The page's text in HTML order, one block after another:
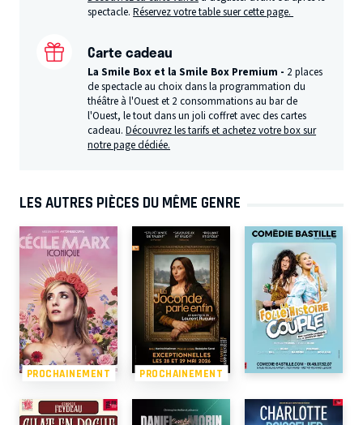
spectacle.Réservez votre table suer cette page.
Carte cadeau
La Smile Box et la Smile Box Premium - 2 places
de spectacle au choix dans la programmation du
théâtre à l'Ouest et 2 consommations au bar de
l'Ouest, le tout dans un joli coffret avec des cartes
cadeau.Découvrez les tarifs et achetez votre box sur
notre page dédiée.
LES AUTRES PIÈCES DU MÊME GENRE
PROCHAINEMENT PROCHAINEMENT